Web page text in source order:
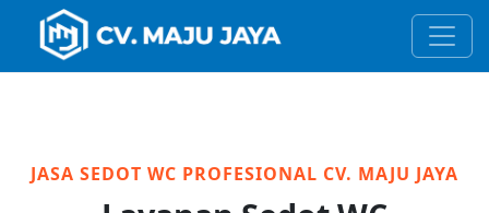
JASA SEDOT WC PROFESIONAL CV. MAJU JAYA